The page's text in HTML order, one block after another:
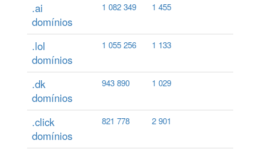
.ai
domínios
1 082 349 1 455
.lol
domínios
1 055 256 1 133
.dk
domínios
943 890 1 029
.click
domínios
821 778 2 901